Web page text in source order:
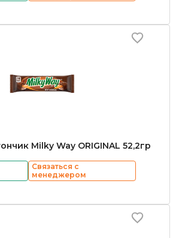
Milky Way ORIGINAL 52,2гр
Связаться с
менеджером